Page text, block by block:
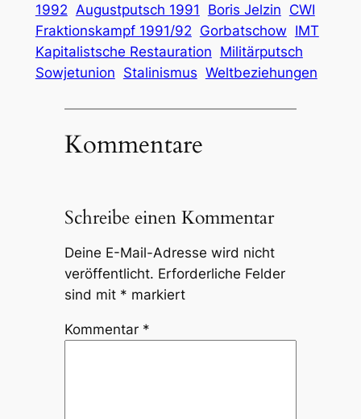
1992 Augustputsch 1991 Boris Jelzin CWI
Fraktionskampf 1991/92 Gorbatschow IMT
Kapitalistsche Restauration Militärputsch
Sowjetunion Stalinismus Weltbeziehungen
Kommentare
Schreibe einen Kommentar
Deine E-Mail-Adresse wird nicht
veröffentlicht. Erforderliche Felder
sind mit * markiert
Kommentar *